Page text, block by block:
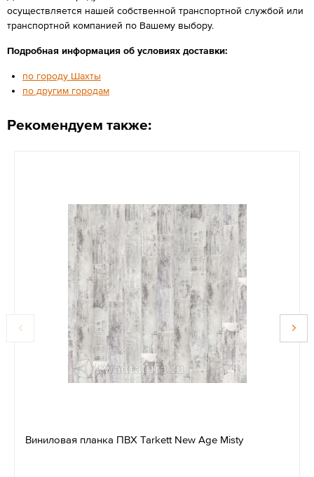
осуществляется нашей собственной транспортной службой или
транспортной компанией по Вашему выбору.
Подробная информация об условиях доставки:
по городу Шахты
по другим городам
Рекомендуем также:
Виниловая планка ПВХ Tarkett New Age Misty